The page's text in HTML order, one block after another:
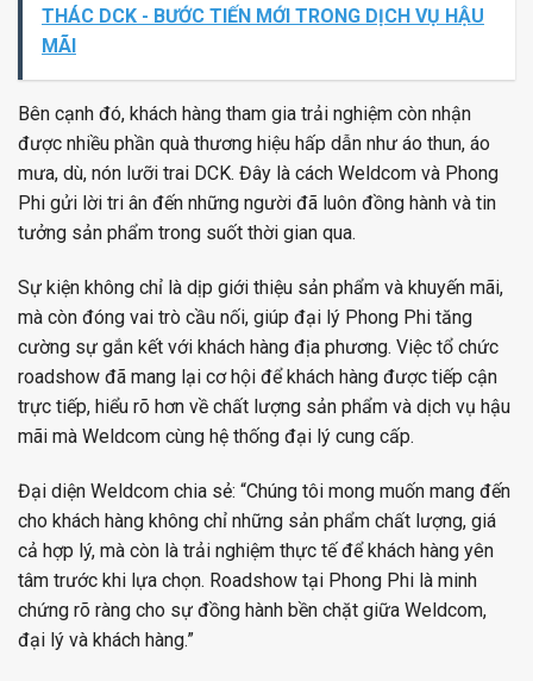
THÁC DCK - BƯỚC TIẾN MỚI TRONG DỊCH VỤ HẬU
MÃI
Bên cạnh đó, khách hàng tham gia trải nghiệm còn nhận
được nhiều phần quà thương hiệu hấp dẫn như áo thun, áo
mưa, dù, nón lưỡi trai DCK. Đây là cách Weldcom và Phong
Phi gửi lời tri ân đến những người đã luôn đồng hành và tin
tưởng sản phẩm trong suốt thời gian qua.
Sự kiện không chỉ là dịp giới thiệu sản phẩm và khuyến mãi,
mà còn đóng vai trò cầu nối, giúp đại lý Phong Phi tăng
cường sự gắn kết với khách hàng địa phương. Việc tổ chức
roadshow đã mang lại cơ hội để khách hàng được tiếp cận
trực tiếp, hiểu rõ hơn về chất lượng sản phẩm và dịch vụ hậu
mãi mà Weldcom cùng hệ thống đại lý cung cấp.
Đại diện Weldcom chia sẻ: “Chúng tôi mong muốn mang đến
cho khách hàng không chỉ những sản phẩm chất lượng, giá
cả hợp lý, mà còn là trải nghiệm thực tế để khách hàng yên
tâm trước khi lựa chọn. Roadshow tại Phong Phi là minh
chứng rõ ràng cho sự đồng hành bền chặt giữa Weldcom,
đại lý và khách hàng.”